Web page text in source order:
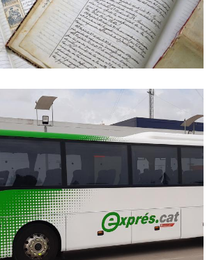
Exprés Entre El Vendrell,
I Cunit Amb Barcelona
A Bon Ritme
Altres,P. econòmica